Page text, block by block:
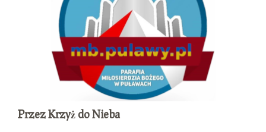
Przez Krzyż do Nieba